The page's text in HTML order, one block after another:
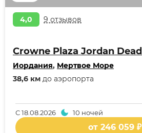
4,0 9 отзывов
Иордания, Мертвое Море
38,6 км до аэропорта
С18.08.2026 10 ночей
от 246 059 ₽